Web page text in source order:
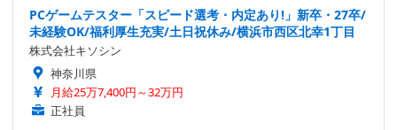
PCゲームテスター「スピード選考・内定あり!」新卒・27卒/
未経験OK/福利厚生充実/土日祝休み/横浜市西区北幸1丁目
株式会社キソシン
神奈川県
月給25万7,400円～32万円
正社員